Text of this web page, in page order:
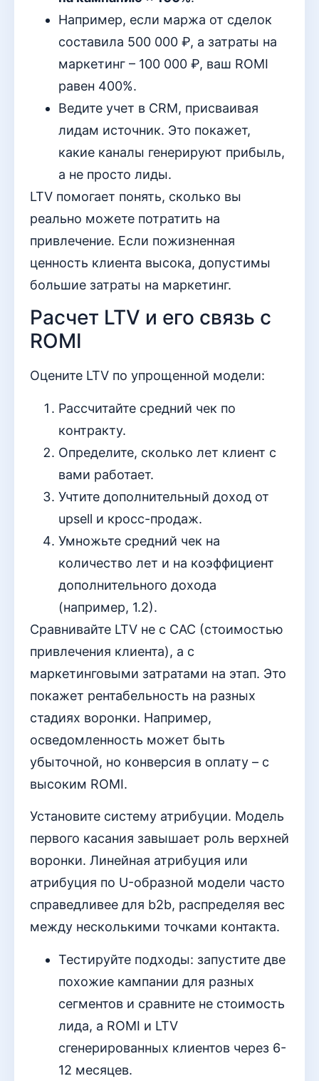
Например, если маржа от сделок
составила 500 000 ₽, а затраты на
маркетинг – 100 000 ₽, ваш ROMI
равен 400%.
Ведите учет в CRM, присваивая
лидам источник. Это покажет,
какие каналы генерируют прибыль,
а не просто лиды.
LTV помогает понять, сколько вы
реально можете потратить на
привлечение. Если пожизненная
ценность клиента высока, допустимы
большие затраты на маркетинг.
Расчет LTV и его связь с
ROMI
Оцените LTV по упрощенной модели:
Рассчитайте средний чек по
контракту.
Определите, сколько лет клиент с
вами работает.
Учтите дополнительный доход от
upsell и кросс-продаж.
Умножьте средний чек на
количество лет и на коэффициент
дополнительного дохода
(например, 1.2).
Сравнивайте LTV не с CAC (стоимостью
привлечения клиента), а с
маркетинговыми затратами на этап. Это
покажет рентабельность на разных
стадиях воронки. Например,
осведомленность может быть
убыточной, но конверсия в оплату – с
высоким ROMI.
Установите систему атрибуции. Модель
первого касания завышает роль верхней
воронки. Линейная атрибуция или
атрибуция по U-образной модели часто
справедливее для b2b, распределяя вес
между несколькими точками контакта.
Тестируйте подходы: запустите две
похожие кампании для разных
сегментов и сравните не стоимость
лида, а ROMI и LTV
сгенерированных клиентов через 6-
12 месяцев.